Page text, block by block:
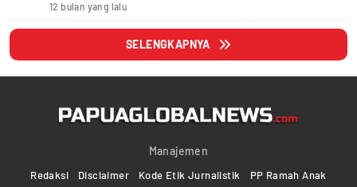
12 bulan yang lalu
SELENGKAPNYA
Manajemen
Redaksi Disclaimer Kode Etik Jurnalistik
PP Ramah Anak